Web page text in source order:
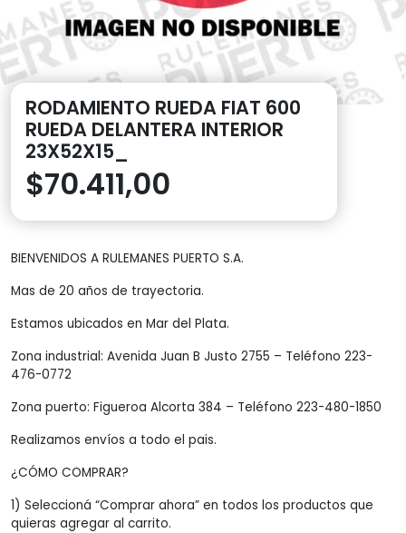
RODAMIENTO RUEDA FIAT 600
RUEDA DELANTERA INTERIOR
23X52X15_
$70.411,00
BIENVENIDOS A RULEMANES PUERTO S.A.
Mas de 20 años de trayectoria.
Estamos ubicados en Mar del Plata.
Zona industrial: Avenida Juan B Justo 2755 – Teléfono 223-
476-0772
Zona puerto: Figueroa Alcorta 384 – Teléfono 223-480-1850
Realizamos envíos a todo el pais.
¿CÓMO COMPRAR?
1) Seleccioná “Comprar ahora” en todos los productos que
quieras agregar al carrito.